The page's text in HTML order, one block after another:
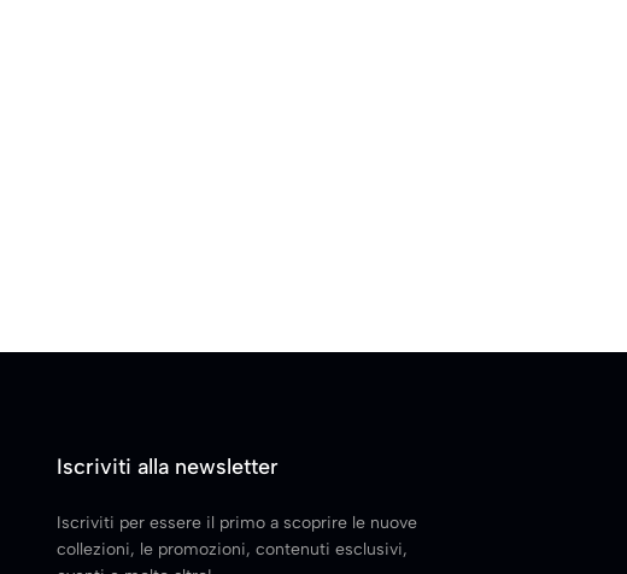
Iscriviti alla newsletter
Iscriviti per essere il primo a scoprire le nuove
collezioni, le promozioni, contenuti esclusivi,